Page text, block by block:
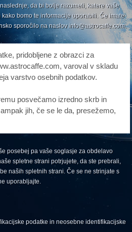
da bi bolje razumeli, katere vaše
bomo te informacije uporabili. Če imate
sporočilo na naslov info@astrocaffe.com.
pridobljene z obrazci za
varoval v skladu
varstvo osebnih podatkov.
posvečamo izredno skrb in
jih, če se le da, presežemo,
posebej pa vaše soglasje za obdelavo
spletne strani potrjujete, da ste prebrali,
naših spletnih strani. Če se ne strinjate s
uporabljajte.
podatke in neosebne identifikacijske